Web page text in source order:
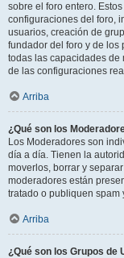
sobre el foro entero.
configuraciones del foro,
usuarios, creación de
fundador del foro y de los
todas las capacidades
de las configuraciones
Arriba
¿Qué son los
Los Moderadores son
día a día. Tienen la
moverlos, borrar y
moderadores están
tratado o publiquen spam
Arriba
¿Qué son los Grupos de